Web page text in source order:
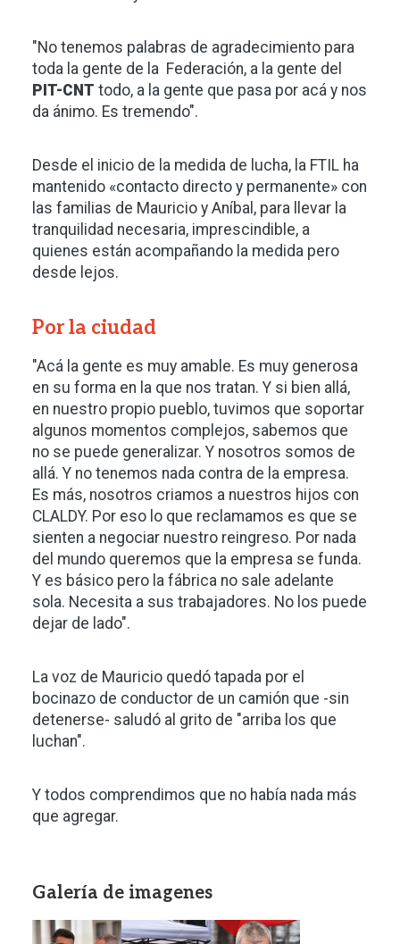
"No tenemos palabras de agradecimiento para
toda la gente de la Federación, a la gente del
PIT-CNT todo, a la gente que pasa por acá y nos
da ánimo. Es tremendo".
Desde el inicio de la medida de lucha, la FTIL ha
mantenido «contacto directo y permanente» con
las familias de Mauricio y Aníbal, para llevar la
tranquilidad necesaria, imprescindible, a
quienes están acompañando la medida pero
desde lejos.
Por la ciudad
"Acá la gente es muy amable. Es muy generosa
en su forma en la que nos tratan. Y si bien allá,
en nuestro propio pueblo, tuvimos que soportar
algunos momentos complejos, sabemos que
no se puede generalizar. Y nosotros somos de
allá. Y no tenemos nada contra de la empresa.
Es más, nosotros criamos a nuestros hijos con
CLALDY. Por eso lo que reclamamos es que se
sienten a negociar nuestro reingreso. Por nada
del mundo queremos que la empresa se funda.
Y es básico pero la fábrica no sale adelante
sola. Necesita a sus trabajadores. No los puede
dejar de lado".
La voz de Mauricio quedó tapada por el
bocinazo de conductor de un camión que -sin
detenerse- saludó al grito de "arriba los que
luchan".
Y todos comprendimos que no había nada más
que agregar.
Galería de imagenes
Imagen
Imagen Imagen